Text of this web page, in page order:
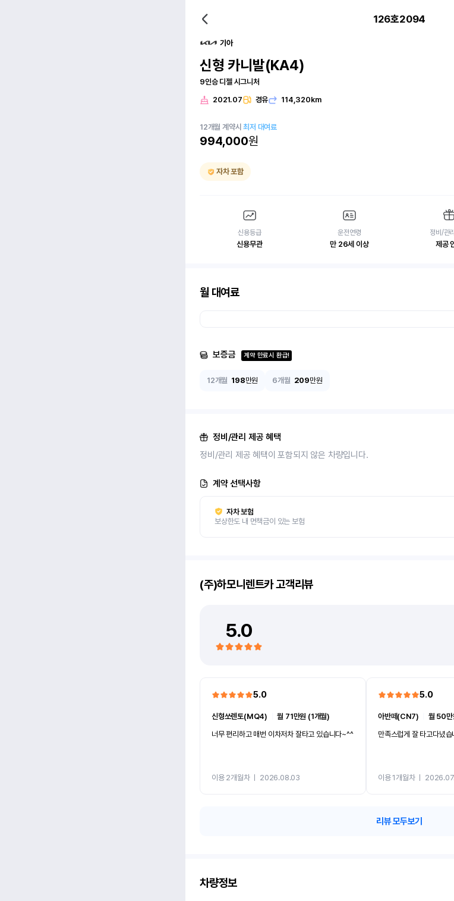
126호2094
기아
신형 카니발(KA4)
9인승 디젤 시그니처
2021.07 경유 114,320km
12개월 계약시최저 대여료
994,000원
자차 포함
신용등급
신용무관
운전연령
만 26세 이상
정비/관
제공
월 대여료
보증금 계약 만료시 환급!
12개월 198만원 6개월 209만원
정비/관리 제공 혜택
정비/관리 제공 혜택이 포함되지 않은 차량입니다.
계약 선택사항
자차 보험
보상한도 내 면책금이 있는 보험
(주)하모니렌트카고객리뷰
5.0
5.0
신형쏘렌토(MQ4) ㅣ월 71만원 (1개월)
너무 편리하고 매번 이차저차 잘타고 있습니다~^^
이용 2개월차ㅣ 2026.08.03
5.0
아반떼(CN7)
월 50만
만족스럽게 잘 타고다녔습
이용 1개월차ㅣ
리뷰 모두보기
차량정보